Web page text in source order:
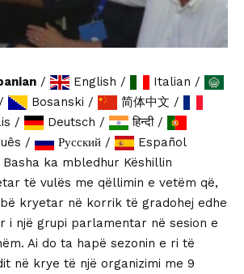
/ English / Italian /
/ Bosanski / 简体中文 /
/ Deutsch / हिन्दी/
/ Русский /
Español
Basha ka mbledhur Këshillin
të vulës me qëllimin e vetëm që,
kryetar në korrik të gradohej edhe
i një grupi parlamentar në sesion e
Ai do ta hapë sezonin e ri të
në krye të një organizimi me 9